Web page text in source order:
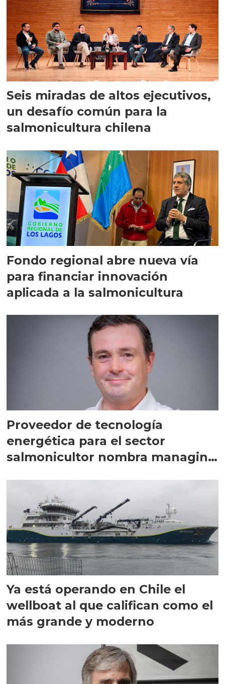
Seis miradas de altos ejecutivos,
un desafío común para la
salmonicultura chilena
Fondo regional abre nueva vía
para financiar innovación
aplicada a la salmonicultura
Proveedor de tecnología
energética para el sector
salmonicultor nombra managing
Ya está operando en Chile el
wellboat al que califican como el
más grande y moderno